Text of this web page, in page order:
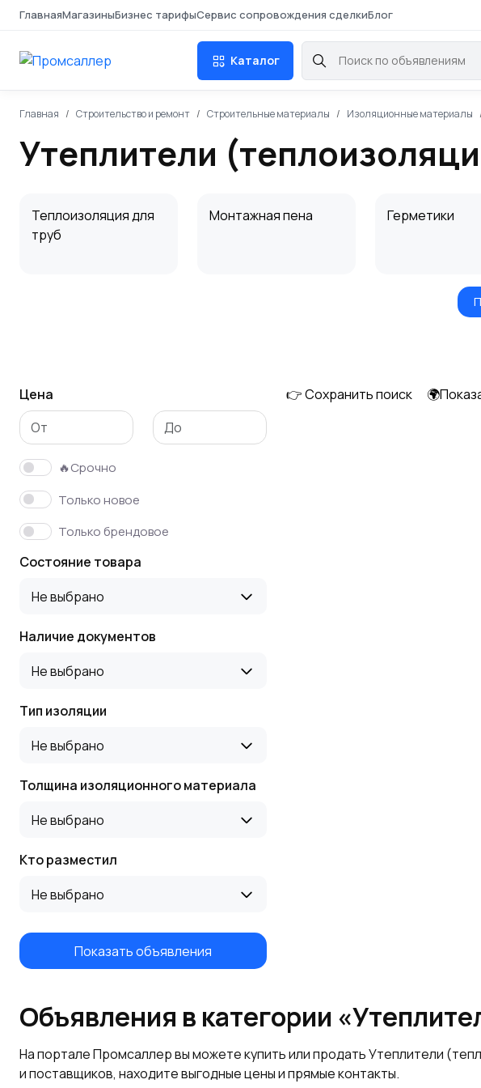
ГлавнаяМагазиныБизнес тарифыСервис сопровождения сделкиБлог
Каталог
Главная Строительство и ремонт Строительные материалы Изоляционные материалы
Утеплители
Теплоизоляция для
труб
Монтажная пена Герметики
Цена
🔥Срочно
Только новое
Только брендовое
Состояние товара
Не выбрано
Наличие документов
Не выбрано
Тип изоляции
Не выбрано
Толщина изоляционного материала
Не выбрано
Кто разместил
Не выбрано
Показать объявления
👉 Сохранить поиск
Объявления в категории
На портале Промсаллер вы можете купить или продать Утеплители
и поставщиков, находите выгодные цены и прямые контакты.